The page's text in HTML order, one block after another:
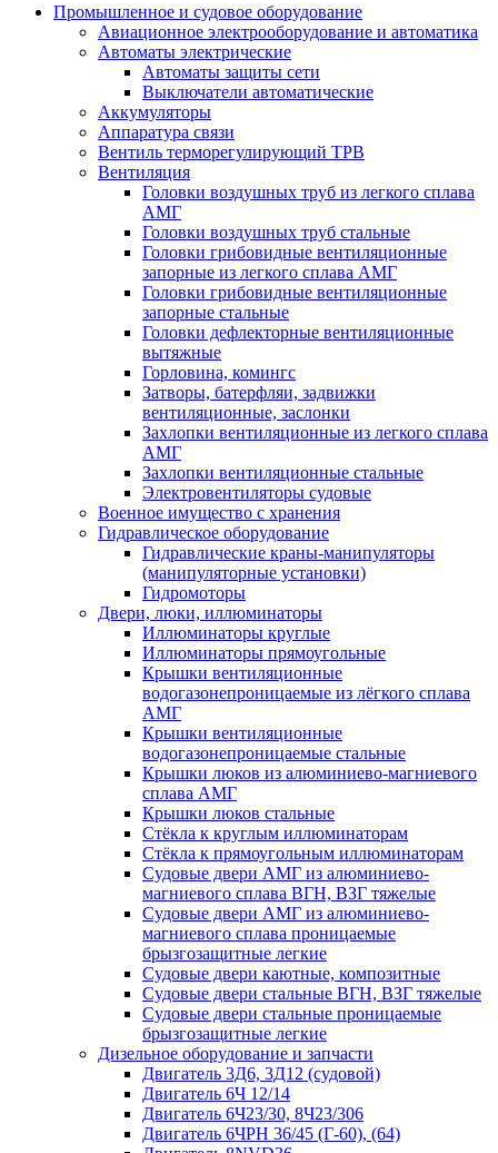
Промышленное и судовое оборудование
Авиационное электрооборудование и автоматика
Автоматы электрические
Автоматы защиты сети
Выключатели автоматические
Аккумуляторы
Аппаратура связи
Вентиль терморегулирующий ТРВ
Вентиляция
Головки воздушных труб из легкого сплава
АМГ
Головки воздушных труб стальные
Головки грибовидные вентиляционные
запорные из легкого сплава АМГ
Головки грибовидные вентиляционные
запорные стальные
Головки дефлекторные вентиляционные
вытяжные
Горловина, комингс
Затворы, батерфляи, задвижки
вентиляционные, заслонки
Захлопки вентиляционные из легкого сплава
АМГ
Захлопки вентиляционные стальные
Электровентиляторы судовые
Военное имущество с хранения
Гидравлическое оборудование
Гидравлические краны-манипуляторы
(манипуляторные установки)
Гидромоторы
Двери, люки, иллюминаторы
Иллюминаторы круглые
Иллюминаторы прямоугольные
Крышки вентиляционные
водогазонепроницаемые из лёгкого сплава
АМГ
Крышки вентиляционные
водогазонепроницаемые стальные
Крышки люков из алюминиево-магниевого
сплава АМГ
Крышки люков стальные
Стёкла к круглым иллюминаторам
Стёкла к прямоугольным иллюминаторам
Судовые двери АМГ из алюминиево-
магниевого сплава ВГН, ВЗГ тяжелые
Судовые двери АМГ из алюминиево-
магниевого сплава проницаемые
брызгозащитные легкие
Судовые двери каютные, композитные
Судовые двери стальные ВГН, ВЗГ тяжелые
Судовые двери стальные проницаемые
брызгозащитные легкие
Дизельное оборудование и запчасти
Двигатель 3Д6, 3Д12 (судовой)
Двигатель 6Ч 12/14
Двигатель 6Ч23/30, 8Ч23/306
Двигатель 6ЧРН 36/45 (Г-60), (64)